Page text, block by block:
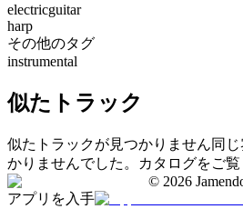
electricguitar
harp
その他のタグ
instrumental
似たトラック
似たトラックが見つかりません同
かりませんでした。カタログをご覧
© 2026
アプリを入手